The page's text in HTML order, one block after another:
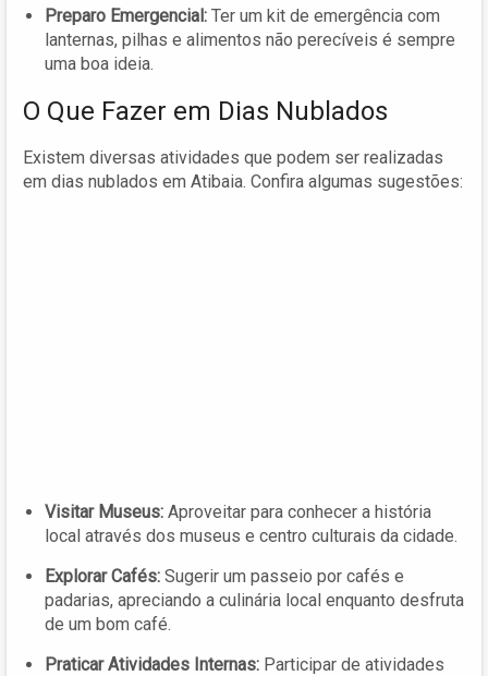
Preparo Emergencial: Ter um kit de emergência com
lanternas, pilhas e alimentos não perecíveis é sempre
uma boa ideia.
O Que Fazer em Dias Nublados
Existem diversas atividades que podem ser realizadas
em dias nublados em Atibaia. Confira algumas sugestões:
Visitar Museus: Aproveitar para conhecer a história
local através dos museus e centro culturais da cidade.
Explorar Cafés: Sugerir um passeio por cafés e
padarias, apreciando a culinária local enquanto desfruta
de um bom café.
Praticar Atividades Internas: Participar de atividades